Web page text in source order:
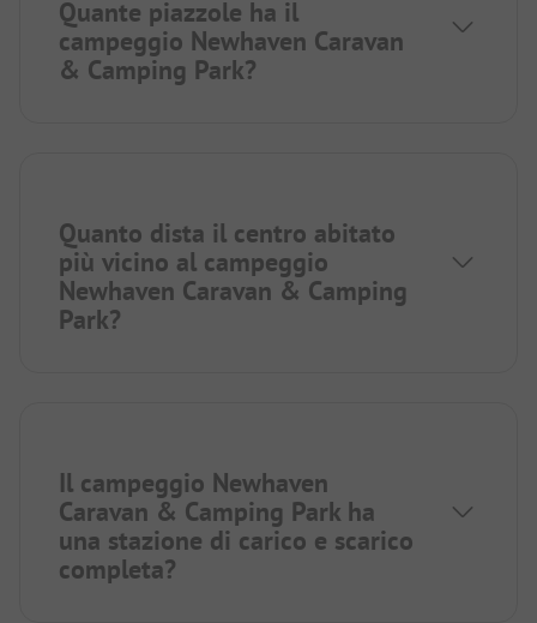
Quante piazzole ha il
campeggio Newhaven Caravan
& Camping Park?
Quanto dista il centro abitato
più vicino al campeggio
Newhaven Caravan & Camping
Park?
Il campeggio Newhaven
Caravan & Camping Park ha
una stazione di carico e scarico
completa?